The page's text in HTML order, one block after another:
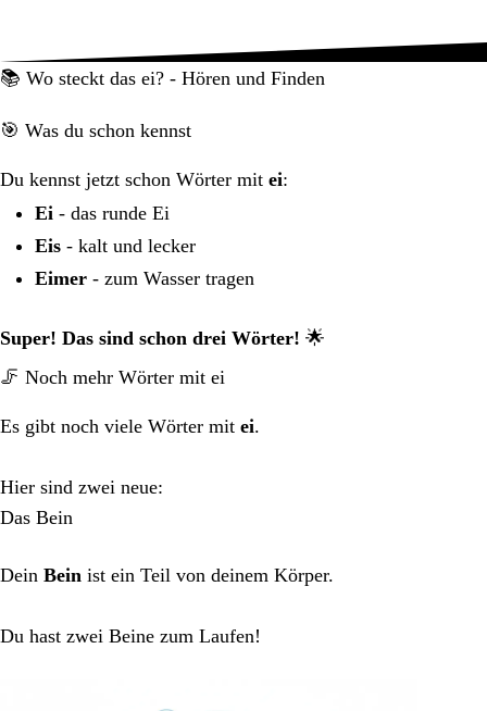
📚 Wo steckt das ei? - Hören und Finden
🎯 Was du schon kennst
Du kennst jetzt schon Wörter mit ei:
Ei - das runde Ei
Eis - kalt und lecker
Eimer - zum Wasser tragen
Super! Das sind schon drei Wörter! 🌟
🦵 Noch mehr Wörter mit ei
Es gibt noch viele Wörter mit ei.
Hier sind zwei neue:
Das Bein
Dein Bein ist ein Teil von deinem Körper.
Du hast zwei Beine zum Laufen!